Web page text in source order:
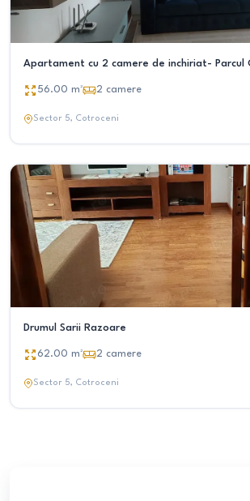
Apartament cu 2 camere de inchiriat- Parcul
56.00 m² 2 camere
Sector 5, Cotroceni
Drumul Sarii Razoare
62.00 m² 2 camere
Sector 5, Cotroceni